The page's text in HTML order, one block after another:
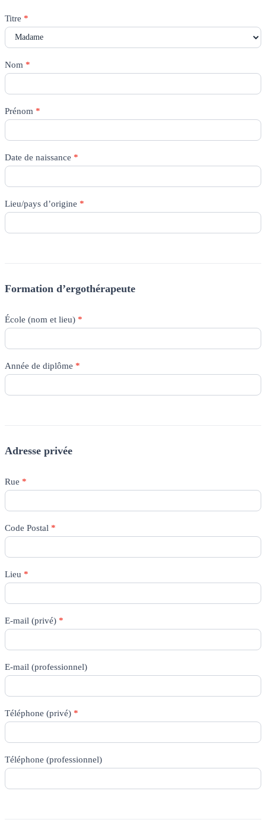
Antrag
EVS-
Einzelmitgliedschaft
FR
Titre *
Nom *
Prénom *
Date de naissance *
Lieu/pays d’origine *
Formation d’ergothérapeute
École (nom et lieu) *
Année de diplôme *
Adresse privée
Rue *
Code Postal *
Lieu *
E-mail (privé) *
E-mail (professionnel)
Téléphone (privé) *
Téléphone (professionnel)